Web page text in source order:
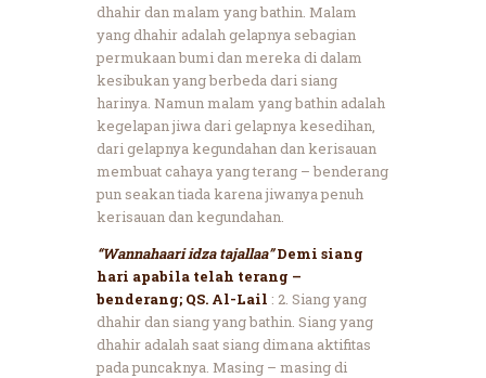
dhahir dan malam yang bathin. Malam
yang dhahir adalah gelapnya sebagian
permukaan bumi dan mereka di dalam
kesibukan yang berbeda dari siang
harinya. Namun malam yang bathin adalah
kegelapan jiwa dari gelapnya kesedihan,
dari gelapnya kegundahan dan kerisauan
membuat cahaya yang terang – benderang
pun seakan tiada karena jiwanya penuh
kerisauan dan kegundahan.
“Wannahaari idza tajallaa”Demi siang
hari apabila telah terang –
benderang; QS. Al-Lail : 2. Siang yang
dhahir dan siang yang bathin. Siang yang
dhahir adalah saat siang dimana aktifitas
pada puncaknya. Masing – masing di